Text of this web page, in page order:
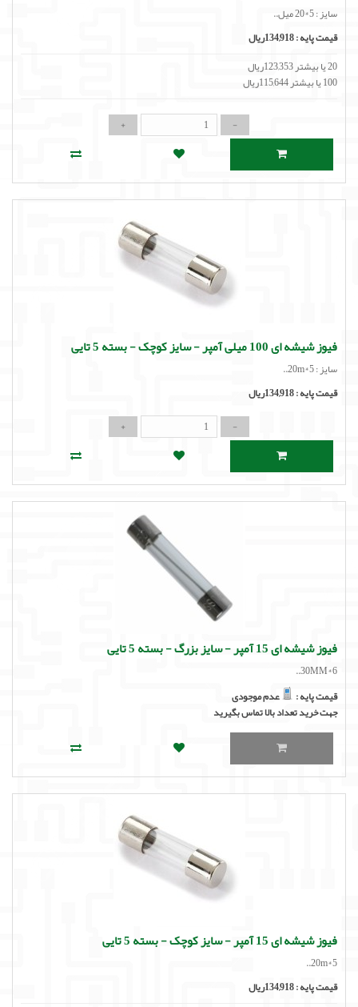
سایز : 5*20 میل..
قیمت پایه :134,918ریال
20 یا بیشتر 123,353ریال
100 یا بیشتر 115,644ریال
فیوز شیشه ای 100 میلی آمپر - سایز کوچک - بسته 5 تایی
سایز : 20m*5..
قیمت پایه :134,918ریال
فیوز شیشه ای 15 آمپر - سایز بزرگ - بسته 5 تایی
6*30MM..
قیمت پایه :
عدم موجودی
جهت خرید تعداد بالا تماس بگیرید
فیوز شیشه ای 15 آمپر - سایز کوچک - بسته 5 تایی
20m*5..
قیمت پایه :134,918ریال